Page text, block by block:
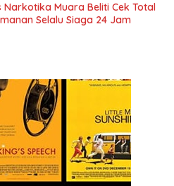
Muara Beliti Cek Total
Selalu Siaga 24 Jam